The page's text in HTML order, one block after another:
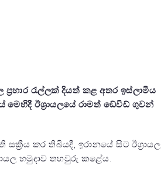
ප්‍රහාර රැල්ලක් දියත් කළ අතර ඉස්ලාමීය
මෙහිදී ඊශ්‍රායලයේ රාමත් ඩේවිඩ් ගුවන්
කර තිබියදී, ඉරානයේ සිට ඊශ්‍රායල
හමුදාව තහවුරු කළේය.